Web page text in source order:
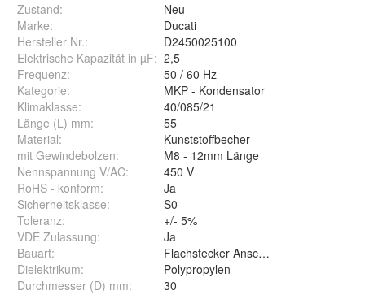
Zustand:
Neu
Marke:
Ducati
Hersteller Nr.:
D2450025100
Elektrische Kapazität in µF: 2,5
Frequenz:
50 / 60 Hz
Kategorie:
MKP - Kondensator
Klimaklasse:
40/085/21
Länge (L) mm:
55
Material:
Kunststoffbecher
mit Gewindebolzen:
M8 - 12mm Länge
Nennspannung V/AC:
450 V
RoHS - konform:
Ja
Sicherheitsklasse:
S0
Toleranz:
+/- 5%
VDE Zulassung:
Ja
Bauart:
Flachstecker Anschluss 6,3mm
Dielektrikum:
Polypropylen
Durchmesser (D) mm: 30